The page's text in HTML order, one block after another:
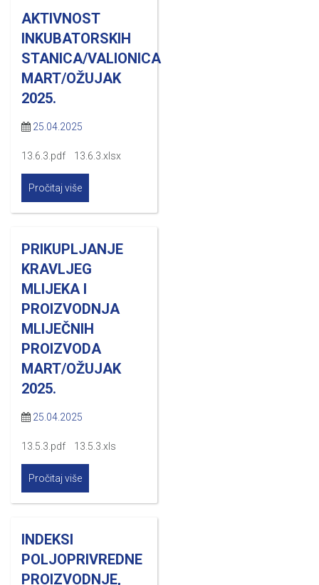
AKTIVNOST
INKUBATORSKIH
STANICA/VALIONICA
MART/OŽUJAK
2025.
25.04.2025
13.6.3.pdf 13.6.3.xlsx
Pročitaj više
PRIKUPLJANJE
KRAVLJEG
MLIJEKA I
PROIZVODNJA
MLIJEČNIH
PROIZVODA
MART/OŽUJAK
2025.
25.04.2025
13.5.3.pdf 13.5.3.xls
Pročitaj više
INDEKSI
POLJOPRIVREDNE
PROIZVODNJE,